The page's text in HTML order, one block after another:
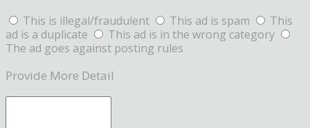
This is illegal/fraudulent This ad is spam
This
ad is a duplicate
This ad is in the wrong category
The ad goes against posting rules
Provide More Detail